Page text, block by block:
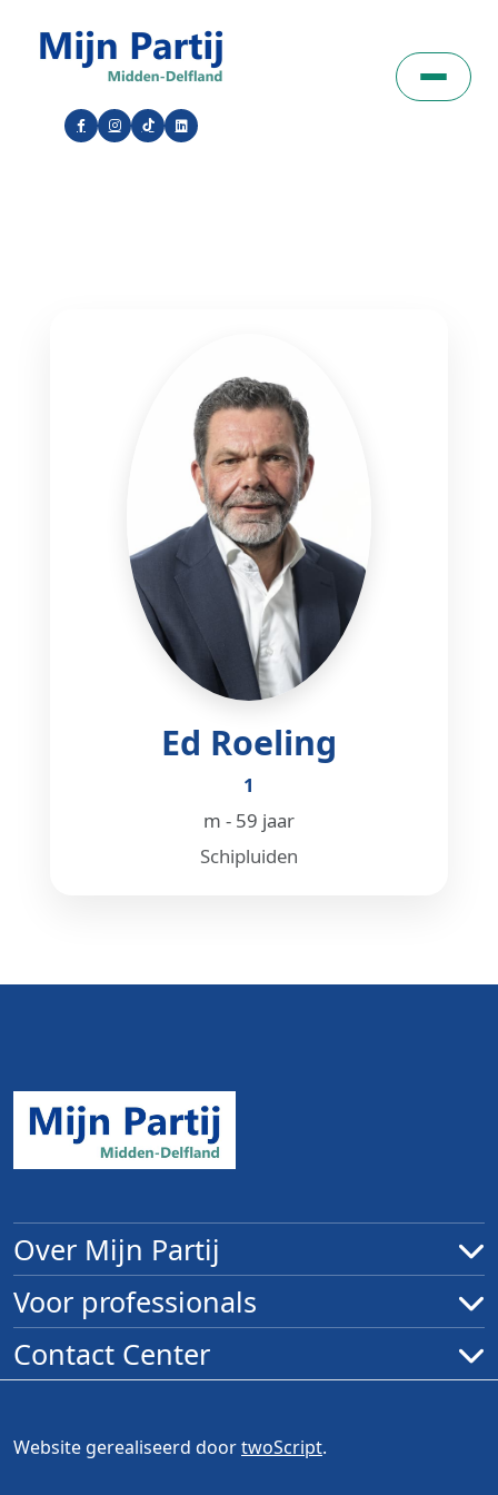
Ed Roeling
1
m - 59 jaar
Schipluiden
Over Mijn Partij
Voor professionals
Contact Center
Website gerealiseerd doortwoScript.